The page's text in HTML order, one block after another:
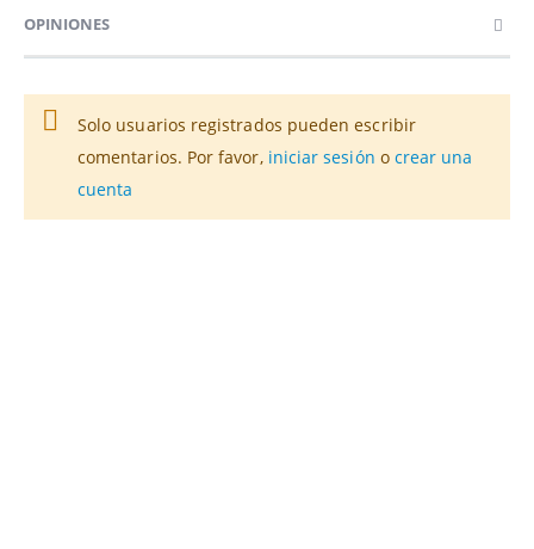
OPINIONES
Solo usuarios registrados pueden escribir
comentarios. Por favor, iniciar sesión o crear una
cuenta